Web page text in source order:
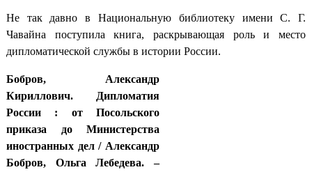
Не так давно в Национальную библиотеку имени С. Г.
Чавайна поступила книга, раскрывающая роль и место
дипломатической службы в истории России.
Бобров, Александр
Кириллович. Дипломатия
России : от Посольского
приказа до Министерства
иностранных дел / Александр
Бобров, Ольга Лебедева. –